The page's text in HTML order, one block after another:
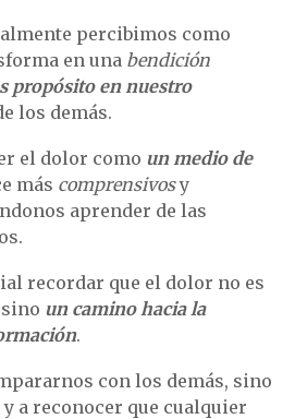
percibimos como
en una bendición
propósito en nuestro
los demás.
el dolor como un medio de
más comprensivosy
aprender de las
recordar que el dolor no es
un camino hacia la
.
con los demás, sino
a reconocer que cualquier